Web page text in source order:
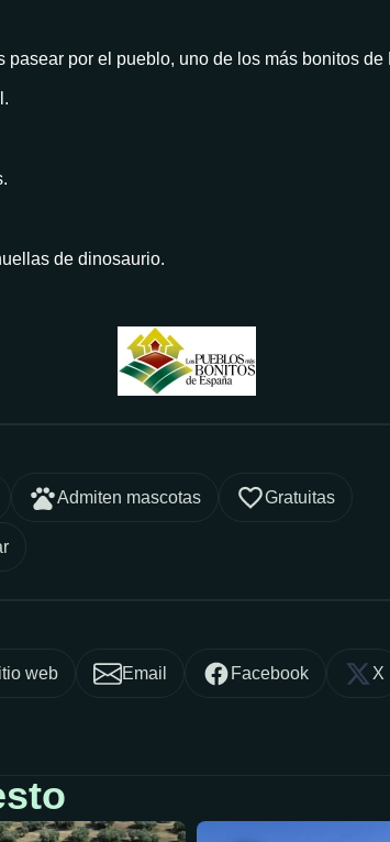
pasear por el pueblo, uno de los más bonitos de
de dinosaurio.
Admiten mascotas Gratuitas
web Email Facebook X